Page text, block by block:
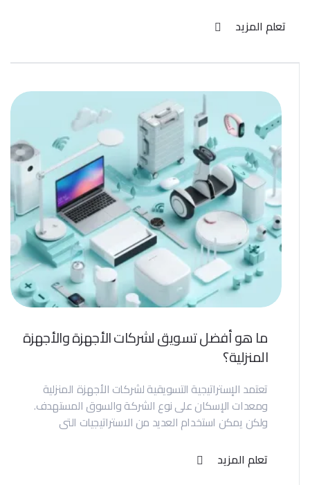
تعلم المزيد
ما هو أفضل تسويق لشركات الأجهزة والأجهزة
المنزلية؟
تعتمد الإستراتيجية التسويقية لشركات الأجهزة المنزلية
ومعدات الإسكان على نوع الشركة والسوق المستهدف.
ولكن يمكن استخدام العديد من الاستراتيجيات التي
تعلم المزيد